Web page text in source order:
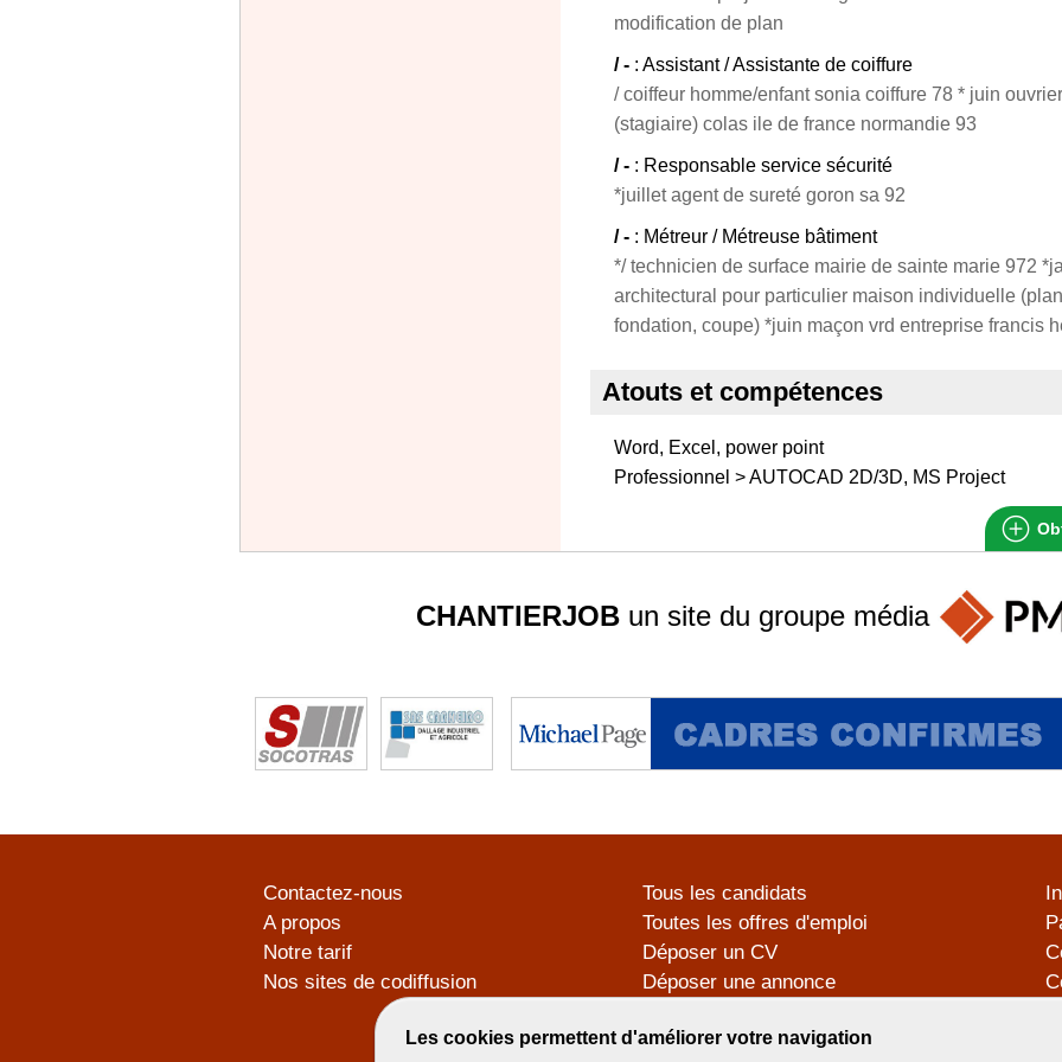
modification de plan
/ - : Assistant / Assistante de coiffure
/ coiffeur homme/enfant sonia coiffure 78 * juin
(stagiaire) colas ile de france normandie 93
/ - : Responsable service sécurité
*juillet agent de sureté goron sa 92
/ - : Métreur / Métreuse bâtiment
*/ technicien de surface mairie de sainte marie 972
architectural pour particulier maison individuelle
fondation, coupe) *juin maçon vrd entreprise francis
Atouts et compétences
Word, Excel, power point
Professionnel > AUTOCAD 2D/3D, MS Project
Les cookies permettent d'améliorer votre navigation
CHANTIERJOBun site du groupe média
Contactez-nous
A propos
Notre tarif
Nos sites de codiffusion
Tous les candidats
Toutes les offres d'emploi
Déposer un CV
Déposer une annonce